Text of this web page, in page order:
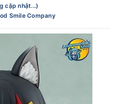
cập nhật...)
Smile Company